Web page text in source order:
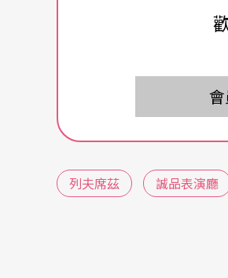
輯不但入圍當年的葛萊美
「這是繼顧爾德之後，最
列夫席茲也以首次錄音專
集）於德國「回聲」古典
o、VAI等唱片品牌錄過音
立台灣交響樂團攜手演出
列夫席茲 誠品表演廳